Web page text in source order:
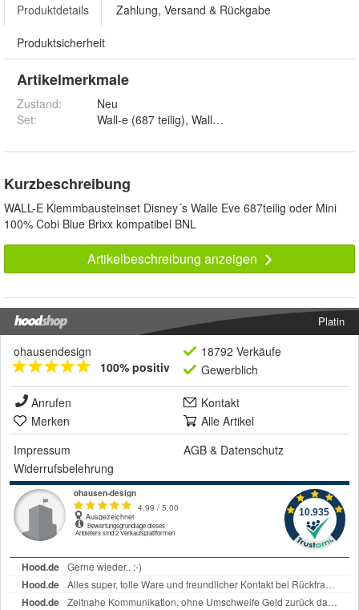
Produktdetails Zahlung, Versand & Rückgabe
Produktsicherheit
Artikelmerkmale
Zustand:
Neu
Set:
Kurzbeschreibung
WALL-E Klemmbausteinset Disney´s Walle Eve 687teilig oder Mini
100% Cobi Blue Brixx kompatibel BNL
Artikelbeschreibung anzeigen
Platin
ohausendesign
100% positiv
18792 Verkäufe
Gewerblich
Anrufen
Kontakt
Merken
Alle Artikel
Impressum
AGB & Datenschutz
Widerrufsbelehrung